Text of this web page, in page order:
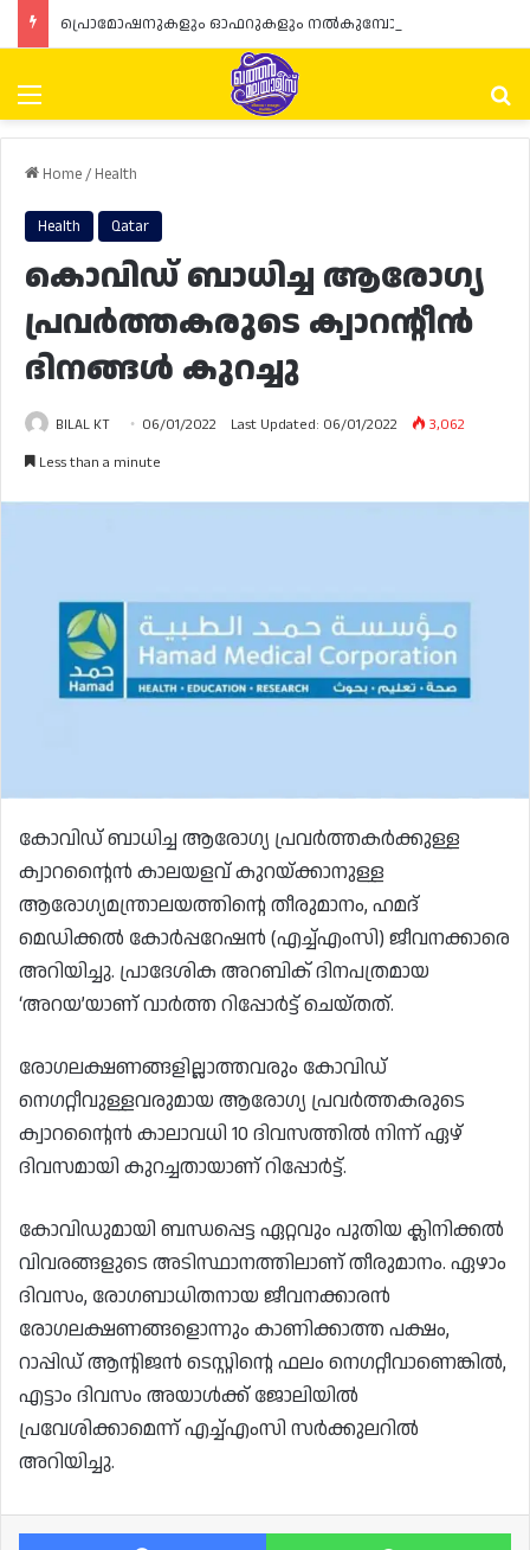
Menu
Home/ Health
Health Qatar
കൊവിഡ് ബാധിച്ച ആരോഗ്യ
പ്രവർത്തകരുടെ ക്വാറന്റീൻ
ദിനങ്ങൾ കുറച്ചു
BILAL KT 06/01/2022 Last Updated: 06/01/2022
3,062
Less than a minute
കോവിഡ് ബാധിച്ച ആരോഗ്യ പ്രവർത്തകർക്കുള്ള
ക്വാറന്റൈൻ കാലയളവ് കുറയ്ക്കാനുള്ള
ആരോഗ്യമന്ത്രാലയത്തിന്റെ തീരുമാനം, ഹമദ്
മെഡിക്കൽ കോർപ്പറേഷൻ (എച്ച്എംസി) ജീവനക്കാരെ
അറിയിച്ചു. പ്രാദേശിക അറബിക് ദിനപത്രമായ
‘അറയ’യാണ് വാർത്ത റിപ്പോർട്ട് ചെയ്തത്.
രോഗലക്ഷണങ്ങളില്ലാത്തവരും കോവിഡ്
നെഗറ്റീവുള്ളവരുമായ ആരോഗ്യ പ്രവർത്തകരുടെ
ക്വാറന്റൈൻ കാലാവധി 10 ദിവസത്തിൽ നിന്ന് ഏഴ്
ദിവസമായി കുറച്ചതായാണ് റിപ്പോർട്ട്.
കോവിഡുമായി ബന്ധപ്പെട്ട ഏറ്റവും പുതിയ ക്ലിനിക്കൽ
വിവരങ്ങളുടെ അടിസ്ഥാനത്തിലാണ് തീരുമാനം. ഏഴാം
ദിവസം, രോഗബാധിതനായ ജീവനക്കാരൻ
രോഗലക്ഷണങ്ങളൊന്നും കാണിക്കാത്ത പക്ഷം,
റാപ്പിഡ് ആന്റിജൻ ടെസ്റ്റിന്റെ ഫലം നെഗറ്റീവാണെങ്കിൽ,
എട്ടാം ദിവസം അയാൾക്ക് ജോലിയിൽ
പ്രവേശിക്കാമെന്ന് എച്ച്എംസി സർക്കുലറിൽ
അറിയിച്ചു.
Facebook